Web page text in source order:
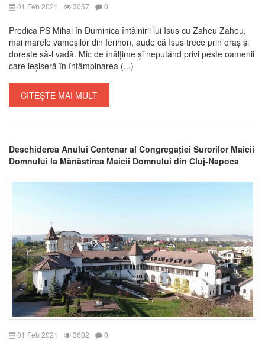
01 Feb 2021 3057 0
Predica PS Mihai în Duminica întâlnirii lui Isus cu Zaheu Zaheu,
mai marele vameșilor din Ierihon, aude că Isus trece prin oraș și
dorește să-l vadă. Mic de înălțime și neputând privi peste oamenii
care ieșiseră în întâmpinarea (...)
CITEȘTE MAI MULT
Deschiderea Anului Centenar al Congregației Surorilor Maicii
Domnului la Mănăstirea Maicii Domnului din Cluj-Napoca
01 Feb 2021 3602 0